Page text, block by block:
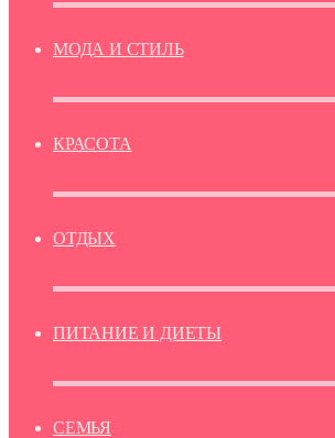
МОДА И СТИЛЬ
КРАСОТА
ОТДЫХ
ПИТАНИЕ И ДИЕТЫ
СЕМЬЯ